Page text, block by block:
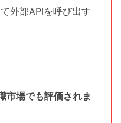
外部APIを呼び出す
市場でも評価されま